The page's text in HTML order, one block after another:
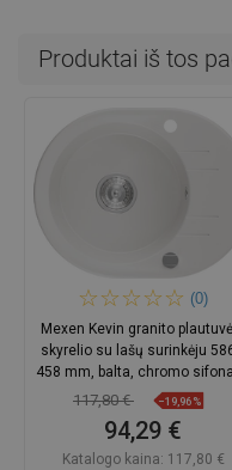
Produktai iš tos
(0)
Mexen Kevin granito plautuvė
skyrelio su lašų surinkėju
458 mm, balta, chromo
6517581005-20
117,80 € −19,96%
94,29 €
Katalogo kaina: 117,80 €